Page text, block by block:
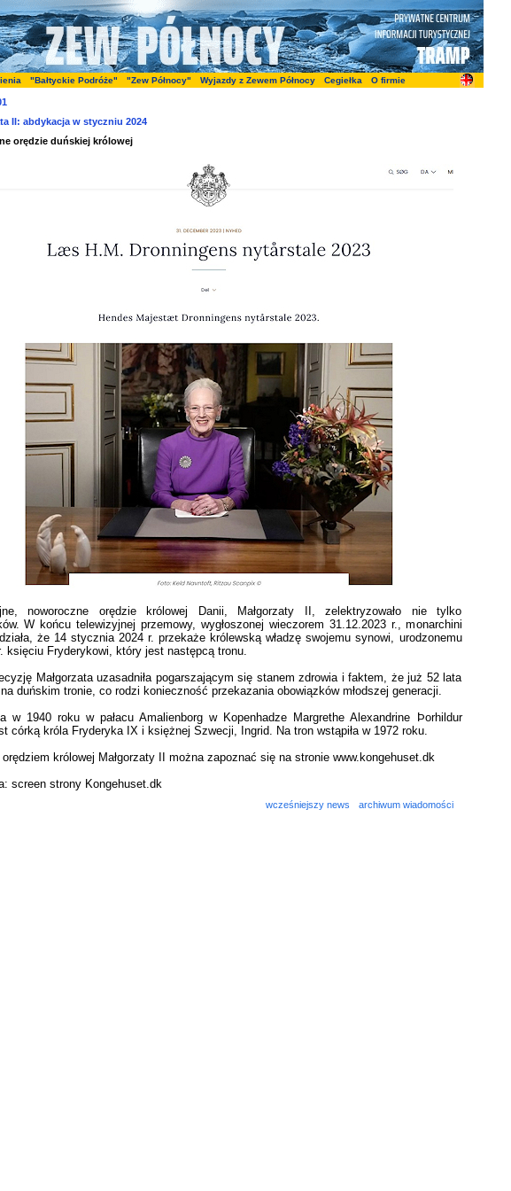
"Bałtyckie Podróże" "Zew Północy" Wyjazdy z Zewem Północy Cegiełka O firmie
II: abdykacja w styczniu 2024
orędzie duńskiej królowej
noworoczne orędzie królowej Danii, Małgorzaty II, zelektryzowało nie tylko
W końcu telewizyjnej przemowy, wygłoszonej wieczorem 31.12.2023 r., monarchini
że 14 stycznia 2024 r. przekaże królewską władzę swojemu synowi, urodzonemu
księciu Fryderykowi, który jest następcą tronu.
Małgorzata uzasadniła pogarszającym się stanem zdrowia i faktem, że już 52 lata
duńskim tronie, co rodzi konieczność przekazania obowiązków młodszej generacji.
w 1940 roku w pałacu Amalienborg w Kopenhadze Margrethe Alexandrine Þorhildur
córką króla Fryderyka IX i księżnej Szwecji, Ingrid. Na tron wstąpiła w 1972 roku.
orędziem królowej Małgorzaty II można zapoznać się na stronie www.kongehuset.dk
screen strony Kongehuset.dk
wcześniejszy news archiwum wiadomości